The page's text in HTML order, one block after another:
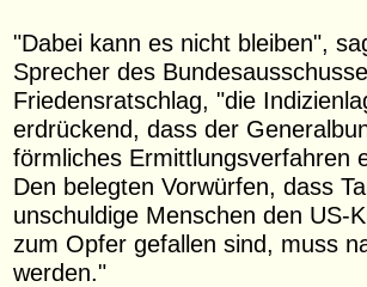
"Dabei kann es nicht bleiben",
Sprecher des
Friedensratschlag, "die
erdrückend, dass der
förmliches Ermittlungsverfahren
Den belegten Vorwürfen, dass
unschuldige Menschen den US-
zum Opfer gefallen sind, muss
werden."